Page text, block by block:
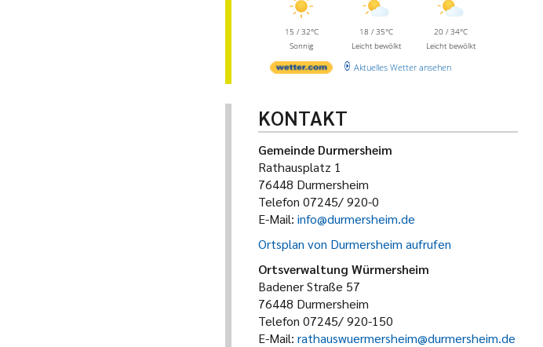
15 / 32°C
Sonnig
18 / 35°C
Leicht bewölkt
20 / 34°C
Leicht bewölkt
Aktuelles Wetter ansehen
KONTAKT
Gemeinde Durmersheim
Rathausplatz 1
76448 Durmersheim
Telefon 07245/ 920-0
E-Mail: info@durmersheim.de
Ortsplan von Durmersheim aufrufen
Ortsverwaltung Würmersheim
Badener Straße 57
76448 Durmersheim
Telefon 07245/ 920-150
E-Mail: rathauswuermersheim@durmersheim.de